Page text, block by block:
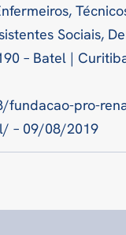
Sociais,
– Batel |
fundacao-pro-
– 09/08/2019